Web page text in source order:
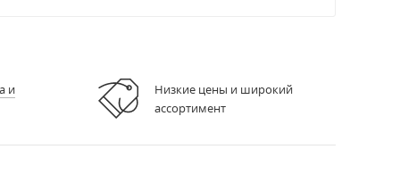
и
Низкие цены и широкий
ассортимент